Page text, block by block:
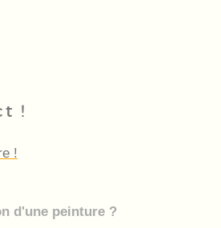
!
!
d'une peinture ?